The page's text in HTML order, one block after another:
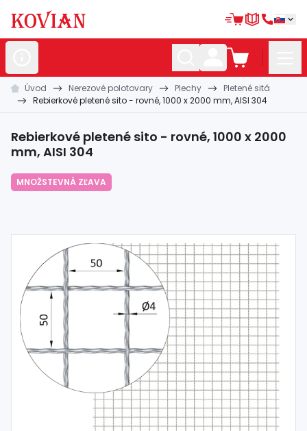
Nerezovépolotovary
Kovanépolotovary
Zábradlia amadlá
Dom, dielňa, záhrada
Hutníckymateriál
Spojovací materiál
Zľava
Úvod Nerezové polotovary Plechy
Pletené sitá
Rebierkové pletené sito - rovné, 1000 x 2000 mm, AISI 304
Rebierkové pletené sito - rovné, 1000 x 2000
mm, AISI 304
MNOŽSTEVNÁ ZĽAVA